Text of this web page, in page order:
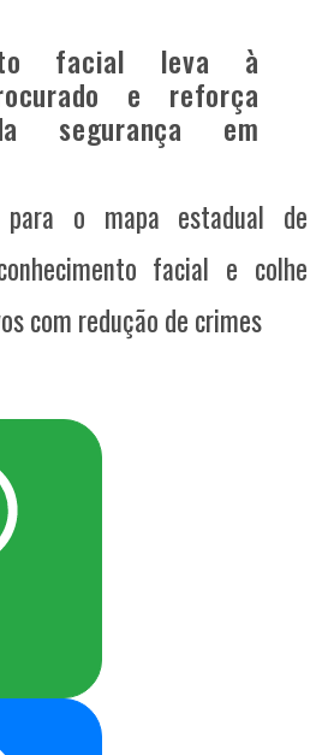
facial leva à
e reforça
segurança em
para o mapa estadual de
facial e colhe
com redução de crimes